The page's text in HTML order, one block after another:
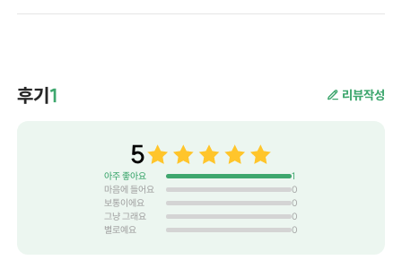
후기 1 리뷰작성
5
아주 좋아요
1
마음에 들어요
0
보통이에요
0
그냥 그래요
0
별로예요
0